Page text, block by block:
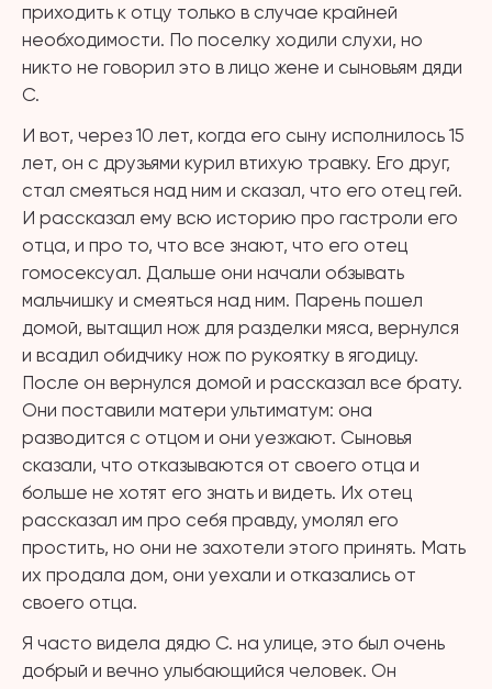
приходить к отцу только в случае крайней
необходимости. По поселку ходили слухи, но
никто не говорил это в лицо жене и сыновьям дяди
С.
И вот, через 10 лет, когда его сыну исполнилось 15
лет, он с друзьями курил втихую травку. Его друг,
стал смеяться над ним и сказал, что его отец гей.
И рассказал ему всю историю про гастроли его
отца, и про то, что все знают, что его отец
гомосексуал. Дальше они начали обзывать
мальчишку и смеяться над ним. Парень пошел
домой, вытащил нож для разделки мяса, вернулся
и всадил обидчику нож по рукоятку в ягодицу.
После он вернулся домой и рассказал все брату.
Они поставили матери ультиматум: она
разводится с отцом и они уезжают. Сыновья
сказали, что отказываются от своего отца и
больше не хотят его знать и видеть. Их отец
рассказал им про себя правду, умолял его
простить, но они не захотели этого принять. Мать
их продала дом, они уехали и отказались от
своего отца.
Я часто видела дядю С. на улице, это был очень
добрый и вечно улыбающийся человек. Он